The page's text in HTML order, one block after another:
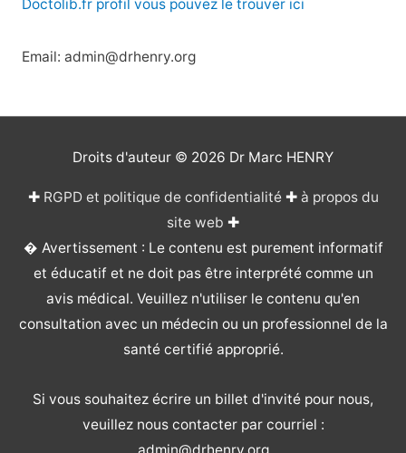
Doctolib.fr profil vous pouvez le trouver ici
Email: admin@drhenry.org
Droits d'auteur © 2026 Dr Marc HENRY
✚ RGPD et politique de confidentialité✚ à propos du
site web ✚
� Avertissement : Le contenu est purement informatif
et éducatif et ne doit pas être interprété comme un
avis médical. Veuillez n'utiliser le contenu qu'en
consultation avec un médecin ou un professionnel de la
santé certifié approprié.
Si vous souhaitez écrire un billet d'invité pour nous,
veuillez nous contacter par courriel :
admin@drhenry.org